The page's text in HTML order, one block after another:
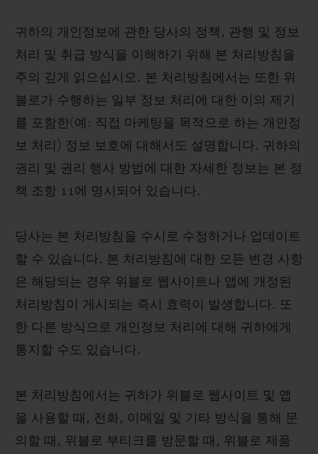
귀하의 개인정보에 관한 당사의 정책, 관행 및 정보
처리 및 취급 방식을 이해하기 위해 본 처리방침을
주의 깊게 읽으십시오. 본 처리방침에서는 또한 위
블로가 수행하는 일부 정보 처리에 대한 이의 제기
를 포함한(예: 직접 마케팅을 목적으로 하는 개인정
보 처리) 정보 보호에 대해서도 설명합니다. 귀하의
권리 및 권리 행사 방법에 대한 자세한 정보는 본 정
책 조항 11에 명시되어 있습니다.
당사는 본 처리방침을 수시로 수정하거나 업데이트
할 수 있습니다. 본 처리방침에 대한 모든 변경 사항
은 해당되는 경우 위블로 웹사이트나 앱에 개정된
처리방침이 게시되는 즉시 효력이 발생합니다. 또
한 다른 방식으로 개인정보 처리에 대해 귀하에게
통지할 수도 있습니다.
본 처리방침에서는 귀하가 위블로 웹사이트 및 앱
을 사용할 때, 전화, 이메일 및 기타 방식을 통해 문
의할 때, 위블로 부티크를 방문할 때, 위블로 제품
5+5 워런티
예상 배송일
무료 배송 & 반품
연락처